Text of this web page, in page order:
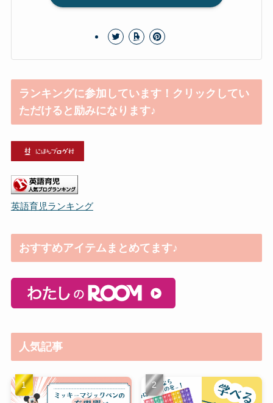
ランキングに参加しています！クリックしてい
ただけると励みになります♪
英語育児ランキング
おすすめアイテムまとめてます♪
人気記事